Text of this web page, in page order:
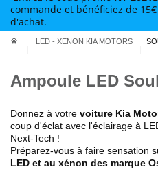
commande et bénéficiez de
d'achat.
LED - XENON KIA MOTORS
Ampoule LED
Donnez à votre voiture Kia
coup d'éclat avec l'éclairage à
Next-Tech !
Préparez-vous à faire sensation
LED et au xénon des marque